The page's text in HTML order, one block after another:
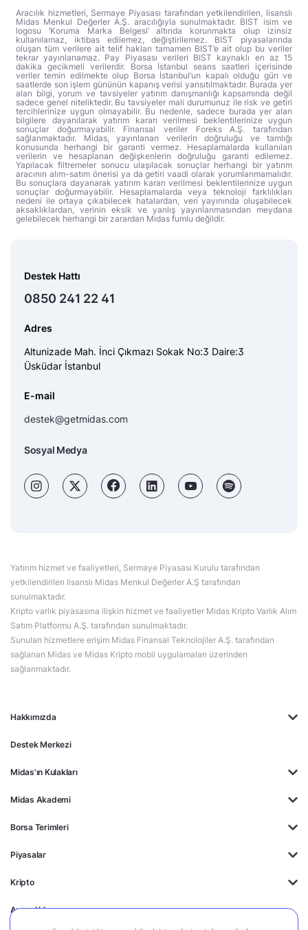
Aracılık hizmetleri, Sermaye Piyasası tarafından yetkilendirilen, lisanslı
Midas Menkul Değerler A.Ş. aracılığıyla sunulmaktadır. BIST isim ve
logosu ‘Koruma Marka Belgesi’ altında korunmakta olup izinsiz
kullanılamaz, iktibas edilemez, değiştirilemez. BIST piyasalarında
oluşan tüm verilere ait telif hakları tamamen BIST’e ait olup bu veriler
tekrar yayınlanamaz. Pay Piyasası verileri BIST kaynaklı en az 15
dakika gecikmeli verilerdir. Borsa İstanbul seans saatleri içerisinde
veriler temin edilmekte olup Borsa İstanbul’un kapalı olduğu gün ve
saatlerde son işlem gününün kapanış verisi yansıtılmaktadır. Burada yer
alan bilgi, yorum ve tavsiyeler yatırım danışmanlığı kapsamında değil
sadece genel niteliktedir. Bu tavsiyeler mali durumunuz ile risk ve getiri
tercihlerinize uygun olmayabilir. Bu nedenle, sadece burada yer alan
bilgilere dayanılarak yatırım kararı verilmesi beklentilerinize uygun
sonuçlar doğurmayabilir. Finansal veriler Foreks A.Ş. tarafından
sağlanmaktadır. Midas, yayınlanan verilerin doğruluğu ve tamlığı
konusunda herhangi bir garanti vermez. Hesaplamalarda kullanılan
verilerin ve hesaplanan değişkenlerin doğruluğu garanti edilemez.
Yapılacak filtremeler sonucu ulaşılacak sonuçlar herhangi bir yatırım
aracının alım-satım önerisi ya da getiri vaadi olarak yorumlanmamalıdır.
Bu sonuçlara dayanarak yatırım kararı verilmesi beklentilerinize uygun
sonuçlar doğurmayabilir. Hesaplamalarda veya teknoloji farklılıkları
nedeni ile ortaya çıkabilecek hatalardan, veri yayınında oluşabilecek
aksaklıklardan, verinin eksik ve yanlış yayınlanmasından meydana
gelebilecek herhangi bir zarardan Midas fumlu değildir.
Hakkımızda
Destek Merkezi
Midas'ın Kulakları
Midas Akademi
Borsa Terimleri
Piyasalar
Kripto
Ayrıcalıklar
Destek Hattı
0850 241 22 41
Adres
Altunizade Mah. İnci Çıkmazı Sokak No:3 Daire:3
Üsküdar İstanbul
E-mail
destek@getmidas.com
Sosyal Medya
Yatırım hizmet ve faaliyetleri, Sermaye Piyasası Kurulu tarafından
yetkilendirilen lisanslı Midas Menkul Değerler A.Ş tarafından
sunulmaktadır.
Kripto varlık piyasasına ilişkin hizmet ve faaliyetler Midas Kripto Varlık Alım
Satım Platformu A.Ş. tarafından sunulmaktadır.
Sunulan hizmetlere erişim Midas Finansal Teknolojiler A.Ş. tarafından
sağlanan Midas ve Midas Kripto mobil uygulamaları üzerinden
sağlanmaktadır.